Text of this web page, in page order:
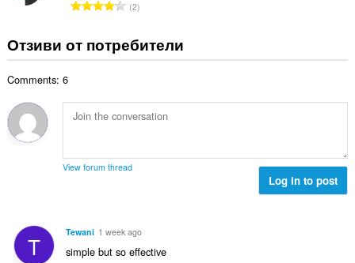
н
и
:
о
о
ц
к
и
О
щ
б
й
о
н
2
Отзиви от потребители
Comments: 6
View forum thread
Log in to post
T Tewani 1 week ago
simple but so effective